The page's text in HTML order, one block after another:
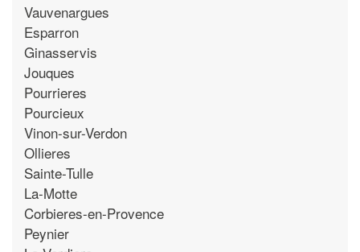
Vauvenargues
Esparron
Ginasservis
Jouques
Pourrieres
Pourcieux
Vinon-sur-Verdon
Ollieres
Sainte-Tulle
La-Motte
Corbieres-en-Provence
Peynier